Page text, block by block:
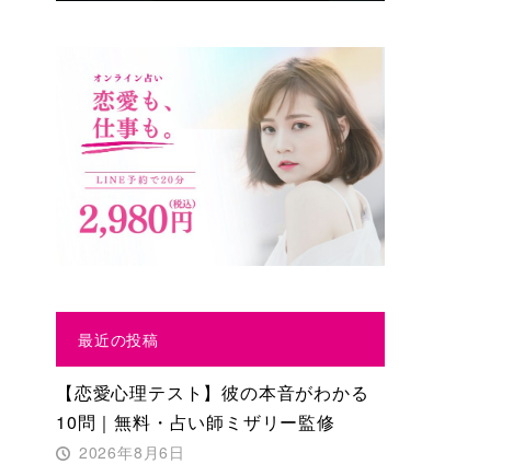
最近の投稿
【恋愛心理テスト】彼の本音がわかる
10問｜無料・占い師ミザリー監修
2026年8月6日